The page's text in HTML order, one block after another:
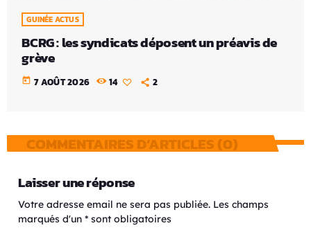
GUINÉE ACTUS
BCRG : les syndicats déposent un préavis de
grève
today 7 AOÛT 2026 14 2
COMMENTAIRES D’ARTICLES (0)
Laisser une réponse
Votre adresse email ne sera pas publiée. Les champs
marqués d'un * sont obligatoires